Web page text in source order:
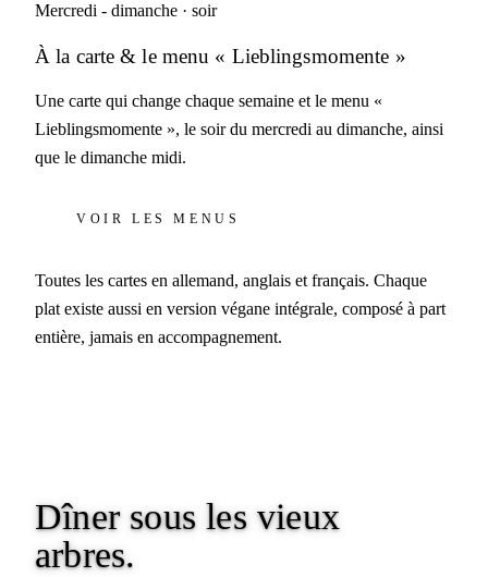
Mercredi - dimanche · soir
À la carte& le menu « Lieblingsmomente »
Une carte qui change chaque semaine et le menu «
Lieblingsmomente », le soir du mercredi au dimanche, ainsi
que le dimanche midi.
VOIR LES MENUS
Toutes les cartes en allemand, anglais et français. Chaque
plat existe aussi en version végane intégrale, composé à part
entière, jamais en accompagnement.
Dînersous les vieux
arbres.